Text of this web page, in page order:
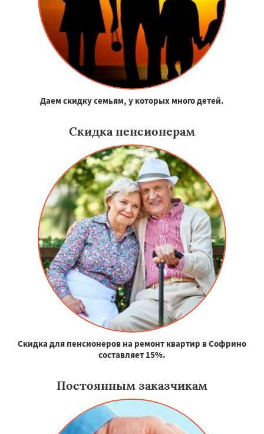
Даем скидку семьям, у которых много детей.
Скидка пенсионерам
Скидка для пенсионеров на ремонт квартир в Софрино
составляет 15%.
Постоянным заказчикам